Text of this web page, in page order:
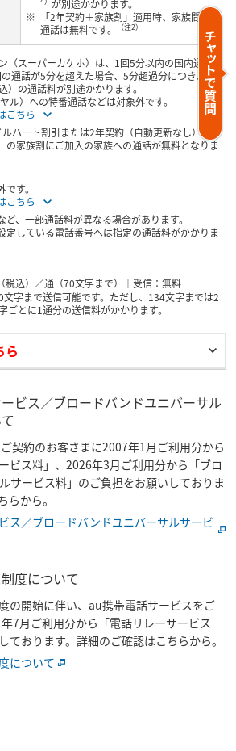
が別途かかります。
「2年契約＋家族割」適用時、家族間の
通話は無料です。
（注2）
スーパーカケホ）は、1回5分以内の国内通話が
通話が5分を超えた場合、5分超過分につき、30
）の通話料が別途かかります。
）への特番通話などは対象外です。
こちら
ルハート割引または2年契約（自動更新なし）＋家
の家族割にご加入の家族への通話が無料となりま
す。
こちら
ど、一部通話料が異なる場合があります。
定している電話番号へは指定の通話料がかかりま
税込）／通（70文字まで）｜受信：無料
字まで送信可能です。ただし、134文字までは2
ごとに1通分の送信料がかかります。
ら
ビス／ブロードバンドユニバーサル
契約のお客さまに2007年1月ご利用分から
ビス料」、2026年3月ご利用分から「ブロ
サービス料」のご負担をお願いしておりま
らから。
ス／ブロードバンドユニバーサルサービ
度について
の開始に伴い、au携帯電話サービスをご
7月ご利用分から「電話リレーサービス
ております。詳細のご確認はこちらから。
について